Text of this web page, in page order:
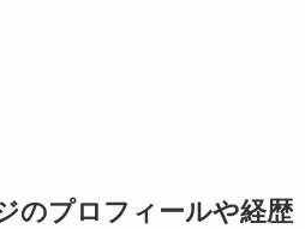
のプロフィールや経歴